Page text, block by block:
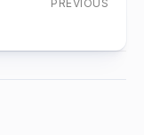
PREVIOUS